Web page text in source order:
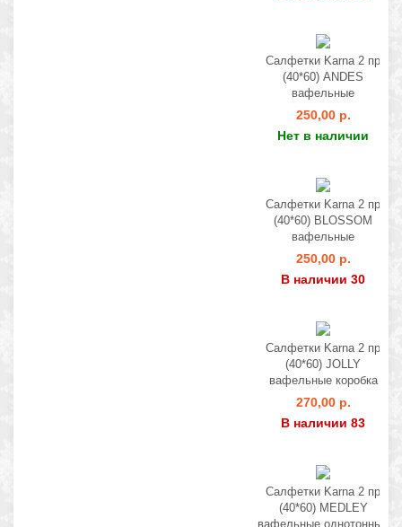
Салфетки Karna 2 пр
(40*60) ANDES
вафельные
250,00 р.
Нет в наличии
Салфетки Karna 2 пр
(40*60) BLOSSOM
вафельные
250,00 р.
В наличии 30
Салфетки Karna 2 пр
(40*60) JOLLY
вафельные коробка
270,00 р.
В наличии 83
Салфетки Karna 2 пр
(40*60) MEDLEY
вафельные однотонные